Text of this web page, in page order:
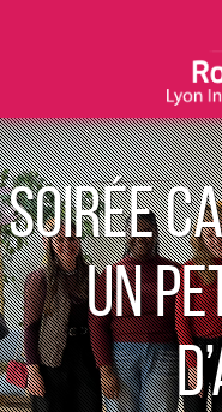
Soirée
Un